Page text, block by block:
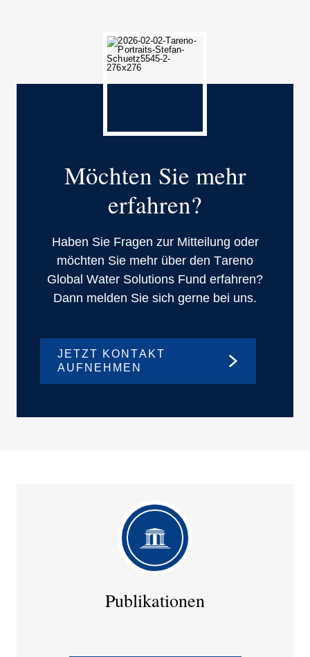
Möchten Sie mehr
erfahren?
Haben Sie Fragen zur Mittei­lung oder
möchten Sie mehr über den Tareno
Global Water Solutions Fund erfahren?
Dann melden Sie sich gerne bei uns.
JETZT KONTAKT
AUFNEHMEN
Publi­ka­tionen